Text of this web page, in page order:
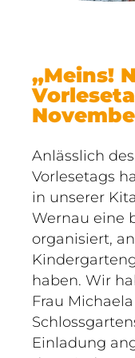
„Meins!
Anlässlich
Vorlesetags
in unserer
Wernau eine
organisiert,
haben. Wir
Frau
Einladung